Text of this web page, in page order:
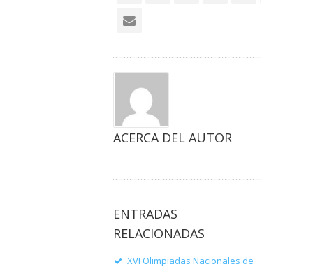
ACERCA DEL AUTOR
ENTRADAS
RELACIONADAS
XVI Olimpiadas Nacionales de